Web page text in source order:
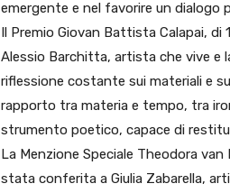
emergente e nel favorire un
Il Premio Giovan Battista Calapai,
Alessio Barchitta, artista che vive e
riflessione costante sui materiali e
rapporto tra materia e tempo, tra
strumento poetico, capace di
La Menzione Speciale Theodora
stata conferita a Giulia Zabarella,